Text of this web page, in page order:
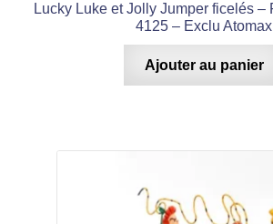
Lucky Luke et Jolly Jumper ficelés –
4125 – Exclu Atomax
Ajouter au panier